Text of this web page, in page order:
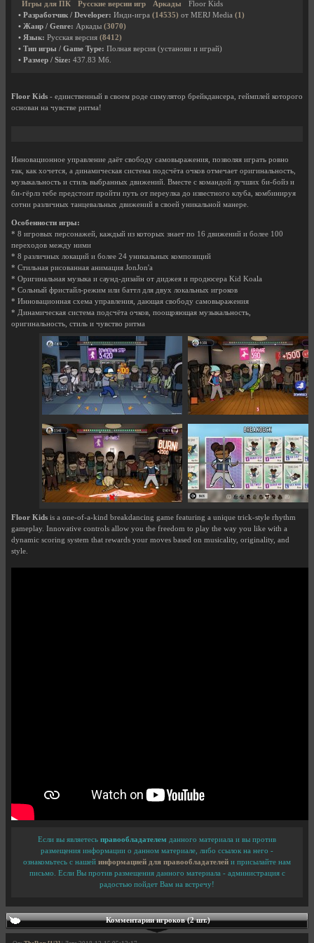
Игры для ПК
Русские версии игр Аркады
Floor Kids
• Разработчик / Developer: Инди-игра (14535) от MERJ Media (1)
• Жанр / Genre: Аркады (3070)
• Язык: Русская версия (8412)
• Тип игры / Game Type: Полная версия (установи и играй)
• Размер / Size: 437.83 Мб.
Floor Kids - единственный в своем роде симулятор брейкдансера, геймплей которого
основан на чувстве ритма!
Инновационное управление даёт свободу самовыражения, позволяя играть ровно
так, как хочется, а динамическая система подсчёта очков отмечает оригинальность,
музыкальность и стиль выбранных движений. Вместе с командой лучших би-бойз и
би-гёрлз тебе предстоит пройти путь от переулка до известного клуба, комбинируя
сотни различных танцевальных движений в своей уникальной манере.
Особенности игры:
* 8 игровых персонажей, каждый из которых знает по 16 движений и более 100
переходов между ними
* 8 различных локаций и более 24 уникальных композиций
* Стильная рисованная анимация JonJon'а
* Оригинальная музыка и саунд-дизайн от диджея и продюсера Kid Koala
* Сольный фристайл-режим или баттл для двух локальных игроков
* Инновационная схема управления, дающая свободу самовыражения
* Динамическая система подсчёта очков, поощряющая музыкальность,
оригинальность, стиль и чувство ритма
Floor Kids is a one-of-a-kind breakdancing game featuring a unique trick-style rhythm
gameplay. Innovative controls allow you the freedom to play the way you like with a
dynamic scoring system that rewards your moves based on musicality, originality, and
style.
Если вы являетесь правообладателем данного материала и вы против
размещения информации о данном материале, либо ссылок на него -
ознакомьтесь с нашей информацией для правообладателей и присылайте нам
письмо. Если Вы против размещения данного материала - администрация с
радостью пойдет Вам на встречу!
Комментарии игроков (2 шт.)